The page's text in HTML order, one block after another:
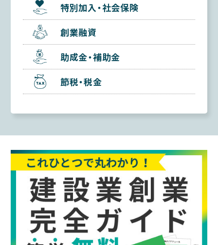
特別加入・社会保険
創業融資
助成金・補助金
節税・税金